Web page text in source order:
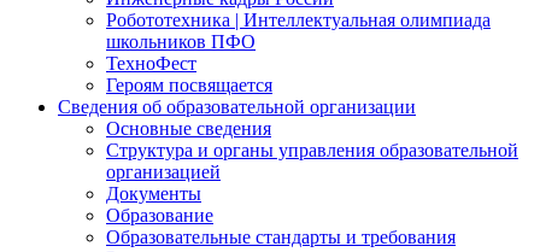
Робототехника | Интеллектуальная олимпиада
школьников ПФО
ТехноФест
Героям посвящается
Сведения об образовательной организации
Основные сведения
Структура и органы управления образовательной
организацией
Документы
Образование
Образовательные стандарты и требования